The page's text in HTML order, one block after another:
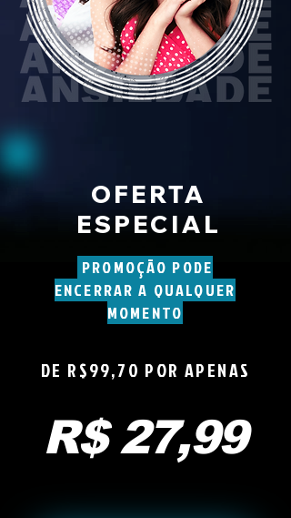
OFERTA
ESPECIAL
PROMOÇÃO PODE
ENCERRAR A QUALQUER
MOMENTO
DE R$99,70 POR APENAS
R$ 27,99